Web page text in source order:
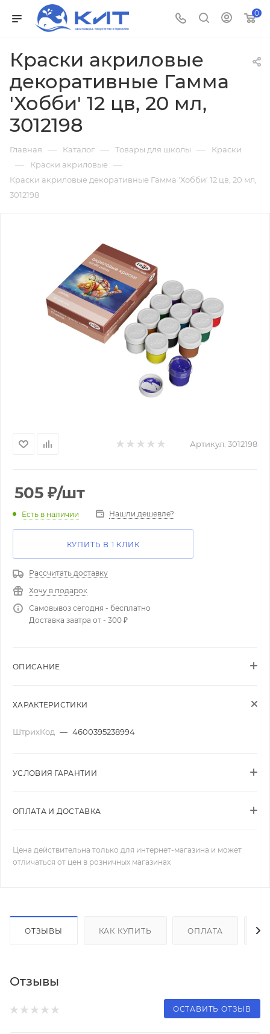
0
Краски акриловые
декоративные Гамма
'Хобби' 12 цв, 20 мл,
3012198
Главная — Каталог — Товары для школы — Краски
— Краски акриловые —
Краски акриловые декоративные Гамма 'Хобби' 12 цв, 20 мл,
3012198
Артикул: 3012198
505 ₽/шт
Есть в наличии Нашли дешевле?
КУПИТЬ В 1 КЛИК
Рассчитать доставку
Хочу в подарок
Самовывоз сегодня - бесплатно
Доставка завтра от - 300 ₽
ОПИСАНИЕ
ХАРАКТЕРИСТИКИ
ШтрихКод — 4600395238994
УСЛОВИЯ ГАРАНТИИ
ОПЛАТА И ДОСТАВКА
Цена действительна только для интернет-магазина и может
отличаться от цен в розничных магазинах
ОТЗЫВЫ КАК КУПИТЬ ОПЛАТА
Отзывы
ОСТАВИТЬ ОТЗЫВ